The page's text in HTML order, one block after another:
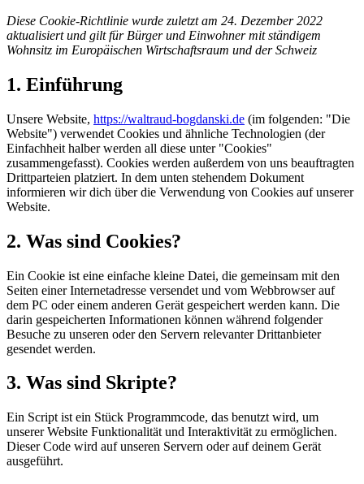
Diese Cookie-Richtlinie wurde zuletzt am 24. Dezember 2022
aktualisiert und gilt für Bürger und Einwohner mit ständigem
Wohnsitz im Europäischen Wirtschaftsraum und der Schweiz
1. Einführung
Unsere Website, https://waltraud-bogdanski.de (im folgenden: "Die
Website") verwendet Cookies und ähnliche Technologien (der
Einfachheit halber werden all diese unter "Cookies"
zusammengefasst). Cookies werden außerdem von uns beauftragten
Drittparteien platziert. In dem unten stehendem Dokument
informieren wir dich über die Verwendung von Cookies auf unserer
Website.
2. Was sind Cookies?
Ein Cookie ist eine einfache kleine Datei, die gemeinsam mit den
Seiten einer Internetadresse versendet und vom Webbrowser auf
dem PC oder einem anderen Gerät gespeichert werden kann. Die
darin gespeicherten Informationen können während folgender
Besuche zu unseren oder den Servern relevanter Drittanbieter
gesendet werden.
3. Was sind Skripte?
Ein Script ist ein Stück Programmcode, das benutzt wird, um
unserer Website Funktionalität und Interaktivität zu ermöglichen.
Dieser Code wird auf unseren Servern oder auf deinem Gerät
ausgeführt.